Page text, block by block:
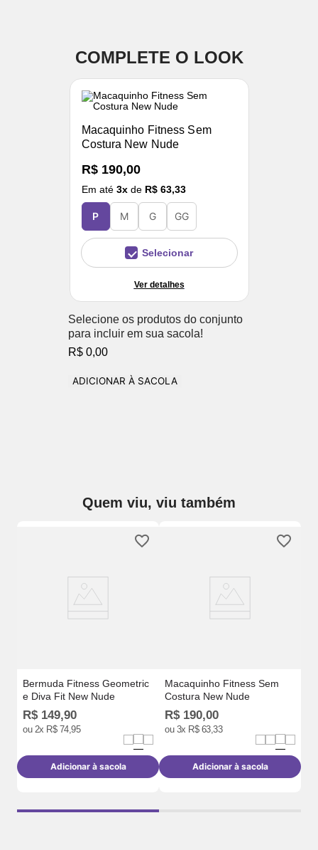
COMPLETE O LOOK
Macaquinho Fitness Sem
Costura New Nude
R$ 190,00
Em até 3x de R$ 63,33
P M G GG
Selecionar
Ver detalhes
Selecione os produtos do conjunto
para incluir em sua sacola!
R$ 0,00
ADICIONAR À SACOLA
Quem viu, viu também
Bermuda Fitness Geometric
e Diva Fit New Nude
R$ 149,90
ou 2x R$ 74,95
Adicionar à sacola
Macaquinho Fitness Sem
Costura New Nude
R$ 190,00
ou 3x R$ 63,33
Adicionar à sacola